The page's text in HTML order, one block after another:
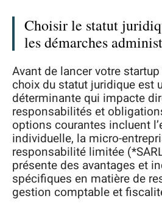
Choisir le statut
les démarches
Avant de lancer votre
choix du statut juridique est
déterminante qui impacte
responsabilités et
options courantes incluent
individuelle, la micro-
responsabilité limitée
présente des avantages et
spécifiques en matière de
gestion comptable et